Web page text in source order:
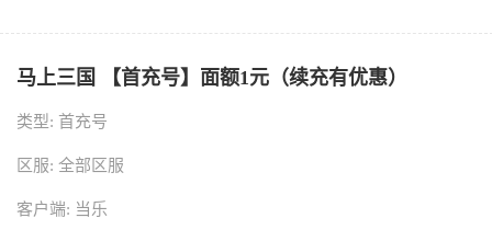
马上三国 【首充号】面额1元（续充有优惠）
类型: 首充号
区服: 全部区服
客户端: 当乐